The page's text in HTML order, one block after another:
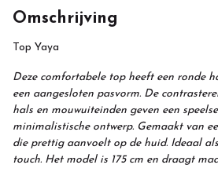
Omschrijving
Top Yaya
Deze comfortabele top heeft een ronde
een aangesloten pasvorm. De
hals en mouwuiteinden geven een
minimalistische ontwerp. Gemaakt van
die prettig aanvoelt op de huid. Ideaal
touch. Het model is 175 cm en draagt